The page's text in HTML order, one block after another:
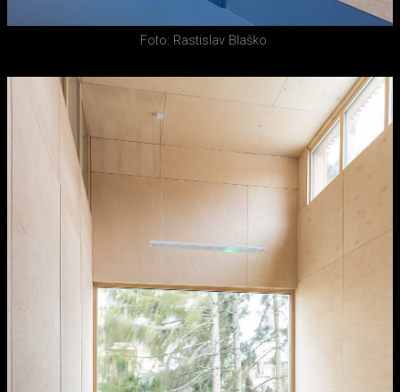
Foto: Rastislav Blaško